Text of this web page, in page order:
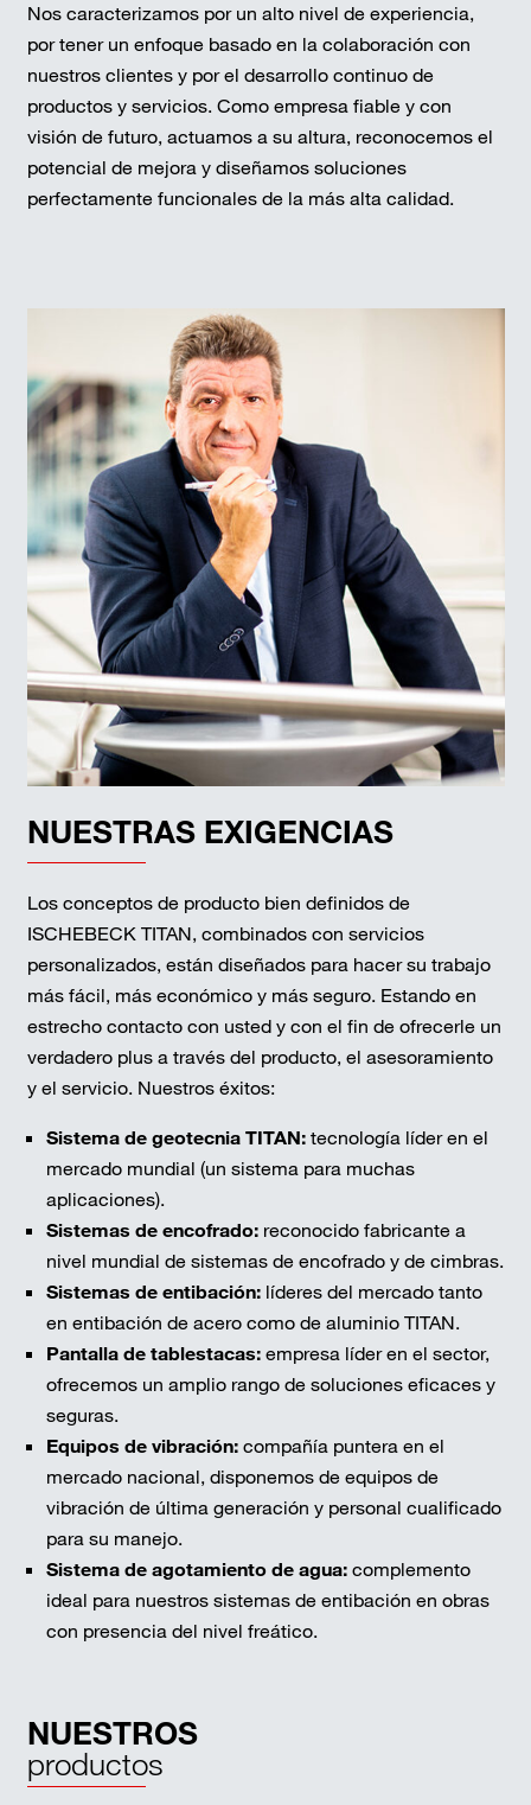
Nos caracterizamos por un alto nivel de experiencia,
por tener un enfoque basado en la colaboración con
nuestros clientes y por el desarrollo continuo de
productos y servicios. Como empresa fiable y con
visión de futuro, actuamos a su altura, reconocemos el
potencial de mejora y diseñamos soluciones
perfectamente funcionales de la más alta calidad.
NUESTRAS EXIGENCIAS
Los conceptos de producto bien definidos de
ISCHEBECK TITAN, combinados con servicios
personalizados, están diseñados para hacer su trabajo
más fácil, más económico y más seguro. Estando en
estrecho contacto con usted y con el fin de ofrecerle un
verdadero plus a través del producto, el asesoramiento
y el servicio. Nuestros éxitos:
Sistema de geotecnia TITAN:tecnología líder en el
mercado mundial (un sistema para muchas
aplicaciones).
Sistemas de encofrado:reconocido fabricante a
nivel mundial de sistemas de encofrado y de cimbras.
Sistemas de entibación:líderes del mercado tanto
en entibación de acero como de aluminio TITAN.
Pantalla de tablestacas:empresa líder en el sector,
ofrecemos un amplio rango de soluciones eficaces y
seguras.
Equipos de vibración:compañía puntera en el
mercado nacional, disponemos de equipos de
vibración de última generación y personal cualificado
para su manejo.
Sistema de agotamiento de agua:complemento
ideal para nuestros sistemas de entibación en obras
con presencia del nivel freático.
NUESTROS
productos